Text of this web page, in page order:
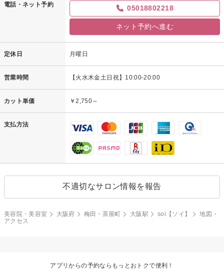
電話・ネット予約 05018802218
ネット予約へ進む
定休日 月曜日
営業時間 【火水木金土日祝】10:00-20:00
カット単価 ￥2,750～
支払方法
不適切なサロン情報を報告
美容院・美容室 大阪府 梅田・茶屋町 大阪駅 soi【ソイ】
地図・
アクセス
アプリからの予約ならもっとおトクで便利！